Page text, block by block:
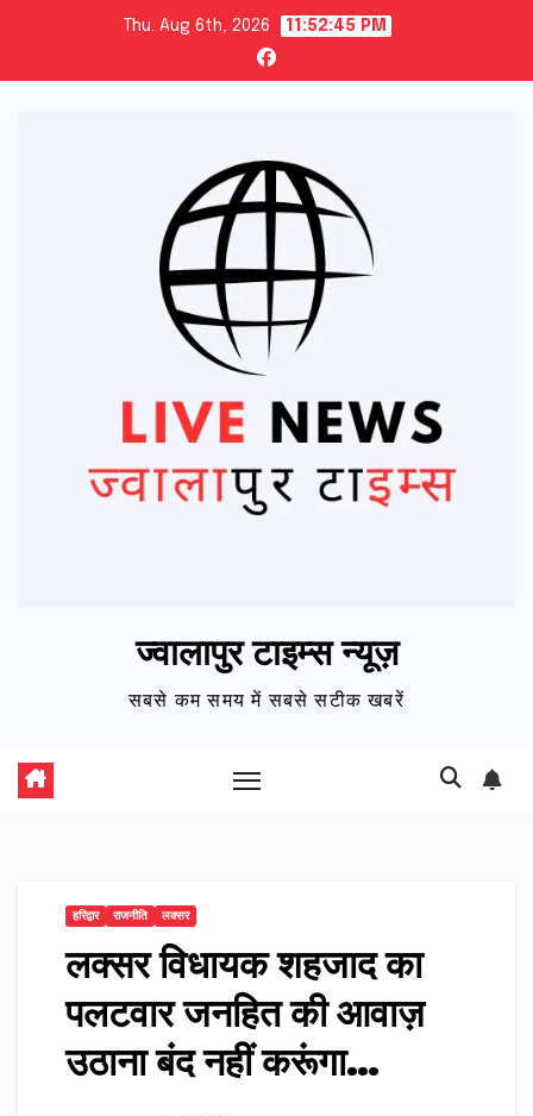
content
Thu. Aug 6th, 2026 11:52:46 PM
ज्वालापुर टाइम्स न्यूज़
सबसे कम समय में सबसे सटीक खबरें
हरिद्वार राजनीति लक्सर
लक्सर विधायक शहजाद का
पलटवार जनहित की आवाज़
उठाना बंद नहीं करूंगा…